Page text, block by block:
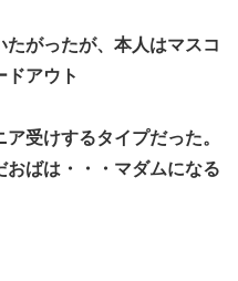
がったが、本人はマスコ
ドアウト
受けするタイプだった。
ばは・・・マダムになる